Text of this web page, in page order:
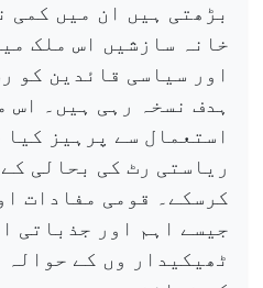
بڑھتی ہیں ان میں کمی
خانہ سازشیں اس ملک
اور سیاسی قائدین کو
ہدف نسخہ رہی ہیں۔ اس
استعمال سے پرہیز
ریاستی رٹ کی بحالی
کرسکے۔ قومی مفادات
جیسے اہم اور جذباتی
ٹھیکیدار وں کے